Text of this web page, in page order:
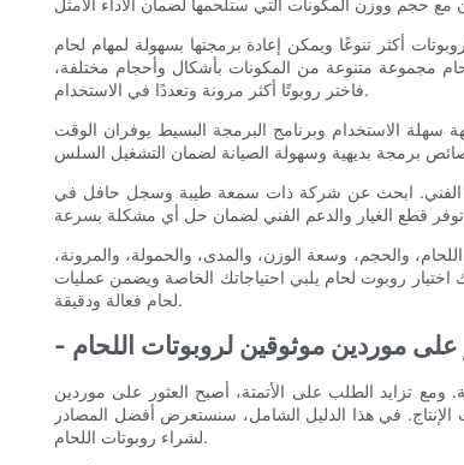
أكثر تنوعًا ويمكن إعادة برمجتها بسهولة لمهام لحام
مجموعة متنوعة من المكونات بأشكال وأحجام مختلفة،
فاختر روبوتًا أكثر مرونة وتعددًا في الاستخدام.
سهلة الاستخدام وبرنامج البرمجة البسيط يوفران الوقت
الفني. ابحث عن شركة ذات سمعة طيبة وسجل حافل في
والحجم، وسعة الوزن، والمدى، والحمولة، والمرونة،
روبوت لحام يلبي احتياجاتك الخاصة ويضمن عمليات
لحام فعالة ودقيقة.
على موردين موثوقين لروبوتات اللحام
ومع تزايد الطلب على الأتمتة، أصبح العثور على موردين
الإنتاج. في هذا الدليل الشامل، سنستعرض أفضل المصادر
لشراء روبوتات اللحام.